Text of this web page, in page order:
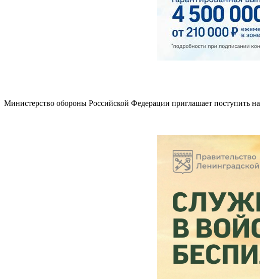
Министерство обороны Российской Федерации приглашает поступить